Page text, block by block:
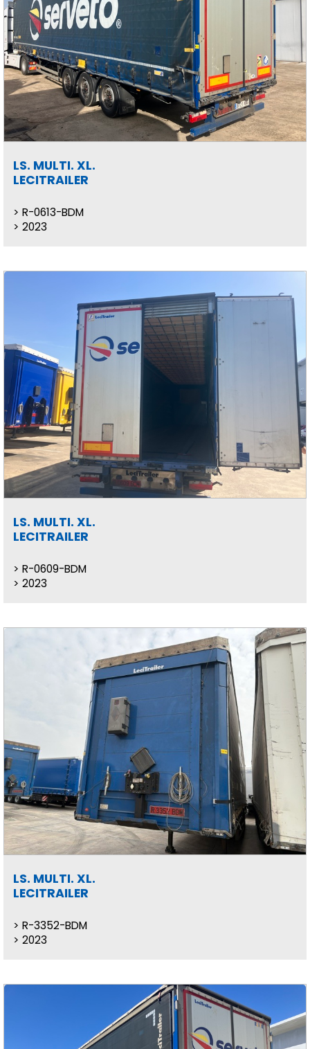
LS. MULTI. XL.
LECITRAILER
R-0613-BDM
2023
LS. MULTI. XL.
LECITRAILER
R-0609-BDM
2023
LS. MULTI. XL.
LECITRAILER
R-3352-BDM
2023